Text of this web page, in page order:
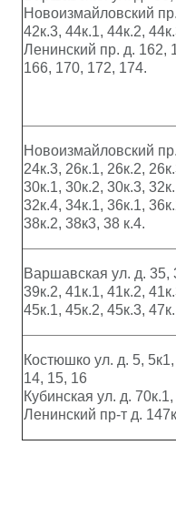
Новоизмайловский
42к.3, 44к.1, 44к.2,
Ленинский пр. д. 162,
166, 170, 172, 174.
Новоизмайловский
24к.3, 26к.1, 26к.2,
30к.1, 30к.2, 30к.3,
32к.4, 34к.1, 36к.1,
38к.2, 38к3, 38 к.4.
Варшавская ул. д. 35,
39к.2, 41к.1, 41к.2,
45к.1, 45к.2, 45к.3,
Костюшко ул. д. 5,
14, 15, 16
Кубинская ул. д.
Ленинский пр-т д.